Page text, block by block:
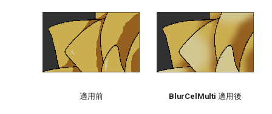
レンダリングエンジンモード
スタンドアロン版のオーソラ
イズ方法（オフライン認証）
スタンドアロン版のライセン
適用前 BlurCelMulti 適用後